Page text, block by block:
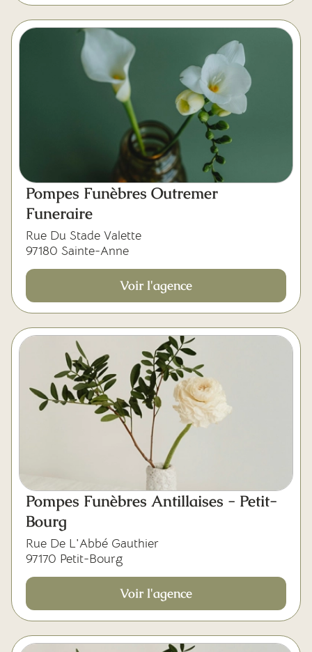
Pompes Funèbres Outremer
Funeraire
Rue Du Stade Valette
97180 Sainte-Anne
Voir l'agence
Pompes Funèbres Antillaises - Petit-
Bourg
Rue De L'Abbé Gauthier
97170 Petit-Bourg
Voir l'agence